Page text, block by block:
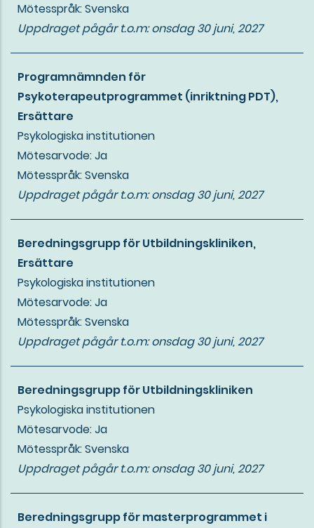
Mötesspråk: Svenska
Uppdraget pågår t.o.m:onsdag 30 juni, 2027
Programnämnden för
Psykoterapeutprogrammet (inriktning PDT),
Ersättare
Psykologiska institutionen
Mötesarvode: Ja
Mötesspråk: Svenska
Uppdraget pågår t.o.m:onsdag 30 juni, 2027
Beredningsgrupp för Utbildningskliniken,
Ersättare
Psykologiska institutionen
Mötesarvode: Ja
Mötesspråk: Svenska
Uppdraget pågår t.o.m:onsdag 30 juni, 2027
Beredningsgrupp för Utbildningskliniken
Psykologiska institutionen
Mötesarvode: Ja
Mötesspråk: Svenska
Uppdraget pågår t.o.m:onsdag 30 juni, 2027
Beredningsgrupp för masterprogrammet i